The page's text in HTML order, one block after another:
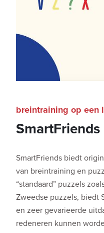
SmartFriends
breintraining op een
SmartFriends biedt
van breintraining en
“standaard” puzzels
Zweedse puzzels, biedt
en zeer gevarieerde
redeneren kunnen